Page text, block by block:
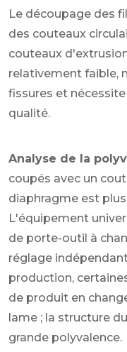
Le découpage des
des couteaux
couteaux
relativement faible,
fissures et
qualité.
Analyse de la
coupés avec un
diaphragme est
L'équipement
de porte-outil à
réglage
production,
de produit en
lame ; la structure
grande polyvalence.